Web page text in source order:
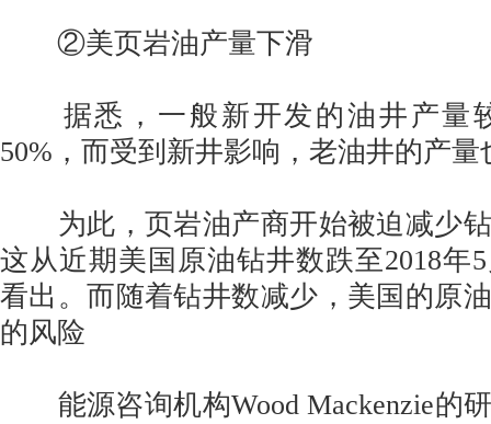
②美页岩油产量下滑
据悉，一般新开发的油井产量
50%，而受到新井影响，老油井的产
为此，页岩油产商开始被迫减少钻
这从近期美国原油钻井数跌至2018年
看出。而随着钻井数减少，美国的原
的风险
能源咨询机构Wood Mackenzie的